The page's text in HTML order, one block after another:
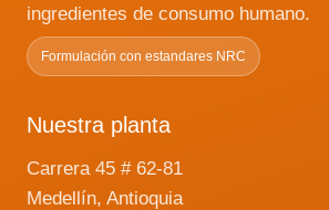
ingredientes de consumo humano.
Formulación con estandares NRC
Nuestra planta
Carrera 45 # 62-81
Medellín, Antioquia